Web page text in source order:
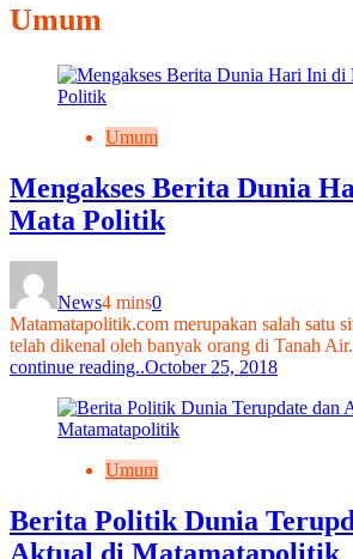
Umum
Umum
Mengakses Berita Dunia
Mata Politik
News4 mins0
Matamatapolitik.com merupakan salah satu
telah dikenal oleh banyak orang di Tanah
continue reading..October 25, 2018
Umum
Berita Politik Dunia